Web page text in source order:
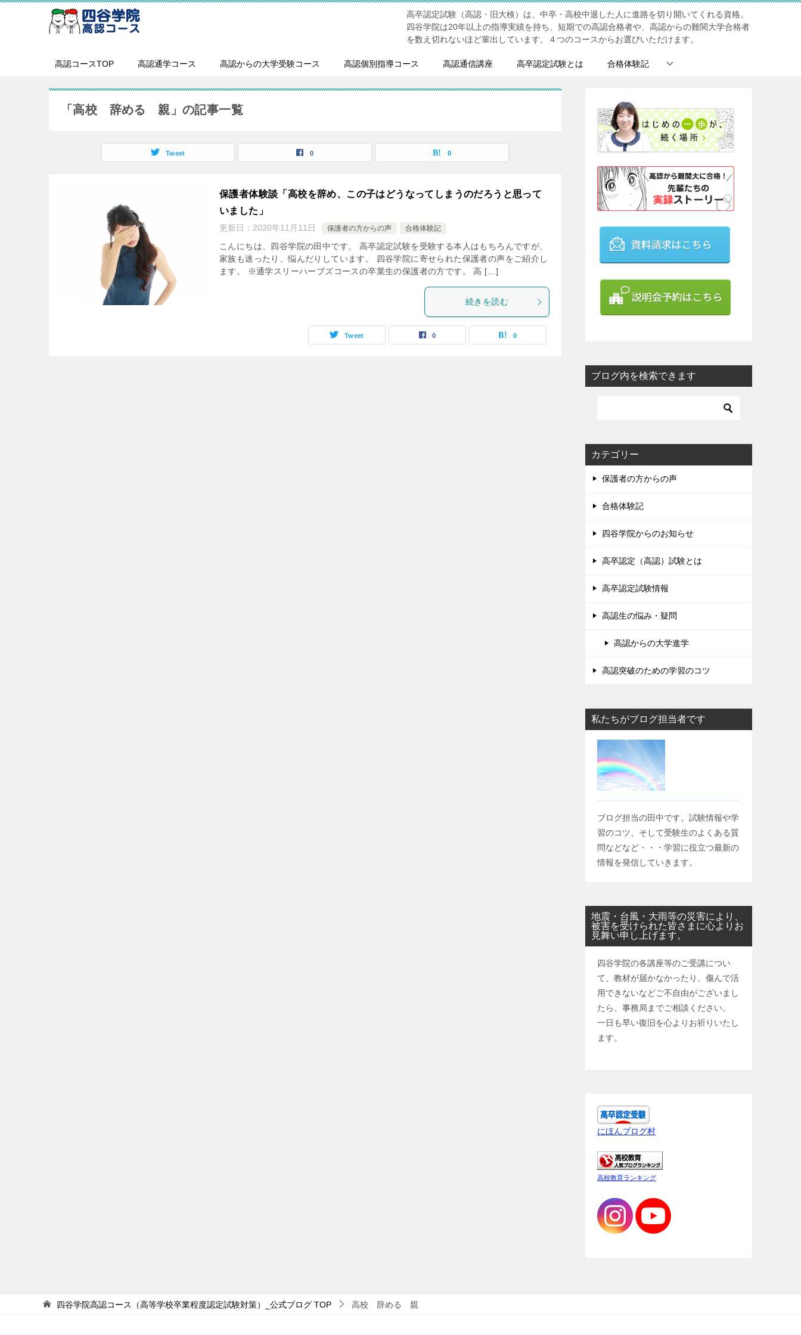
高卒認定試験（高認・旧大検）は、中卒・高校中退した人に進路を切り開いてくれる資格。
四谷学院は20年以上の指導実績を持ち、短期での高認合格者や、高認からの難関大学合格者
を数え切れないほど輩出しています。４つのコースからお選びいただけます。
高認コースTOP 高認通学コース 高認からの大学受験コース 高認個別指導コース 高認通信講座 高卒認定試験とは 合格体験記
「高校 辞める 親」の記事一覧
Tweet 0 0
保護者体験談「高校を辞め、この子はどうなってしまうのだろうと思って
いました」
更新日： 2020年11月11日 保護者の方からの声 合格体験記
こんにちは、四谷学院の田中です。 高卒認定試験を受験する本人はもちろんですが、
家族も迷ったり、悩んだりしています。 四谷学院に寄せられた保護者の声をご紹介し
ます。 ※通学スリーハーブズコースの卒業生の保護者の方です。 高 […]
続きを読む
Tweet 0 0
ブログ内を検索できます
カテゴリー
保護者の方からの声
合格体験記
四谷学院からのお知らせ
高卒認定（高認）試験とは
高卒認定試験情報
高認生の悩み・疑問
高認からの大学進学
高認突破のための学習のコツ
私たちがブログ担当者です
ブログ担当の田中です。試験情報や学
習のコツ、そして受験生のよくある質
問などなど・・・学習に役立つ最新の
情報を発信していきます。
地震・台風・大雨等の災害により、
被害を受けられた皆さまに心よりお
見舞い申し上げます。
四谷学院の各講座等のご受講につい
て、教材が届かなかったり、傷んで活
用できないなどご不自由がございまし
たら、事務局までご相談ください。
一日も早い復旧を心よりお祈りいたし
ます。
にほんブログ村
高校教育ランキング
四谷学院高認コース（高等学校卒業程度認定試験対策）_公式ブログ TOP 高校 辞める 親